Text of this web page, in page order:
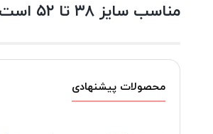
مناسب سایز ۳۸ تا ۵۲ است.
محصولات پیشنهادی